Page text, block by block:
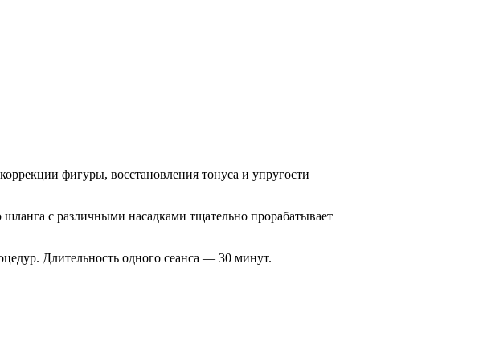
фигуры, восстановления тонуса и упругости
с различными насадками тщательно прорабатывает
Длительность одного сеанса — 30 минут.